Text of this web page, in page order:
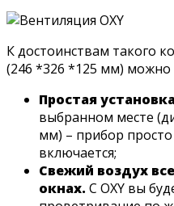
К достоинствам такого
(246 *326 *125 мм) можно
Простая
выбранном месте
мм) – прибор
включается;
Свежий воздух
окнах. С OXY вы